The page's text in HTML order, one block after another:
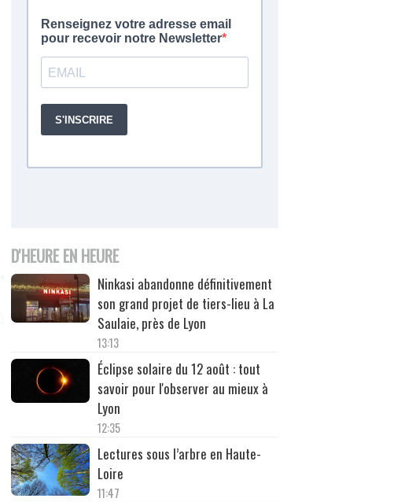
D'HEURE EN HEURE
Ninkasi abandonne définitivement
son grand projet de tiers-lieu à La
Saulaie, près de Lyon
13:13
Éclipse solaire du 12 août : tout
savoir pour l'observer au mieux à
Lyon
12:35
Lectures sous l’arbre en Haute-
Loire
11:47